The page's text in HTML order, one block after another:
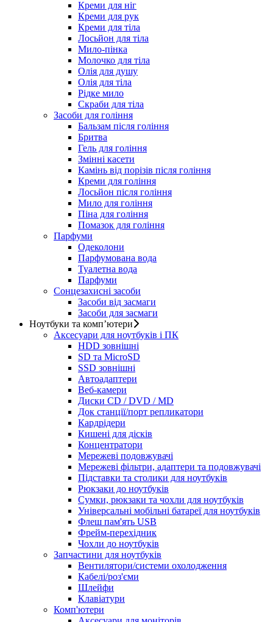
Креми для ніг
Креми для рук
Креми для тіла
Лосьйон для тіла
Мило-пінка
Молочко для тіла
Олія для душу
Олія для тіла
Рідке мило
Скраби для тіла
Засоби для гоління
Бальзам після гоління
Бритва
Гель для гоління
Змінні касети
Камінь від порізів після гоління
Креми для гоління
Лосьйон після гоління
Мило для гоління
Піна для гоління
Помазок для гоління
Парфуми
Одеколони
Парфумована вода
Туалетна вода
Парфуми
Сонцезахисні засоби
Засоби від засмаги
Засоби для засмаги
Ноутбуки та комп’ютери
Аксесуари для ноутбуків і ПК
HDD зовнішні
SD та MicroSD
SSD зовнішні
Автоадаптери
Веб-камери
Диски CD / DVD / MD
Док станції/порт репликатори
Кардрідери
Кишені для дісків
Концентратори
Мережеві подовжувачі
Мережеві фільтри, адаптери та подовжувачі
Підставки та столики для ноутбуків
Рюкзаки до ноутбуків
Сумки, рюкзаки та чохли для ноутбуків
Універсальні мобільні батареї для ноутбуків
Флеш пам'ять USB
Фрейм-перехідник
Чохли до ноутбуків
Запчастини для ноутбуків
Вентилятори/системи охолодження
Кабелі/роз'єми
Шлейфи
Клавіатури
Комп'ютери